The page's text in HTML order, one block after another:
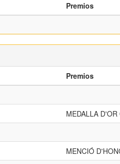
Premios
Premios
MEDALLA D'OR
MENCIÓ